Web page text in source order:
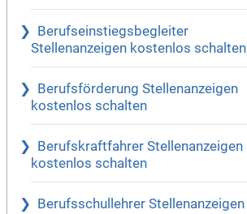
Berufseinstiegsbegleiter
Stellenanzeigen kostenlos schalten
Berufsförderung Stellenanzeigen
kostenlos schalten
Berufskraftfahrer Stellenanzeigen
kostenlos schalten
Berufsschullehrer Stellenanzeigen